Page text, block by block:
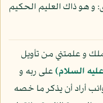
و هو ذاك العليم الحكيم
و علمتني من تأويل
السلام)على ربه و
أراد أن يذكر ما خصه